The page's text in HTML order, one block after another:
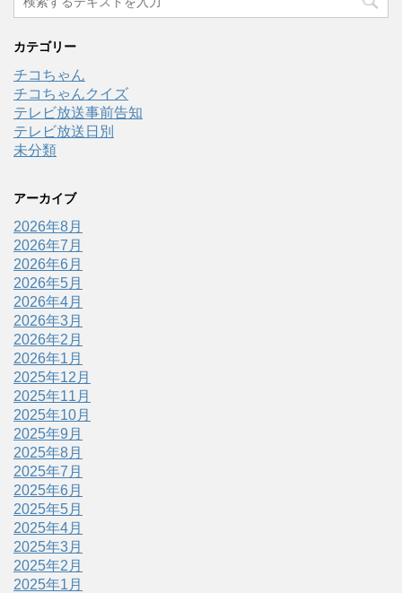
カテゴリー
チコちゃん
チコちゃんクイズ
テレビ放送事前告知
テレビ放送日別
未分類
アーカイブ
2026年8月
2026年7月
2026年6月
2026年5月
2026年4月
2026年3月
2026年2月
2026年1月
2025年12月
2025年11月
2025年10月
2025年9月
2025年8月
2025年7月
2025年6月
2025年5月
2025年4月
2025年3月
2025年2月
2025年1月